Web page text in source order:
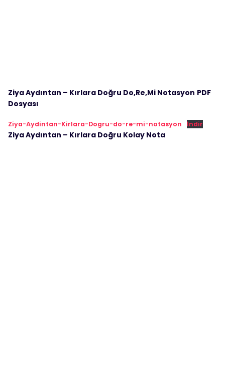
Ziya Aydıntan – Kırlara Doğru Do,Re,Mi Notasyon PDF
Dosyası
Ziya-Aydintan-Kirlara-Dogru-do-re-mi-notasyon İndir
Ziya Aydıntan – Kırlara Doğru Kolay Nota